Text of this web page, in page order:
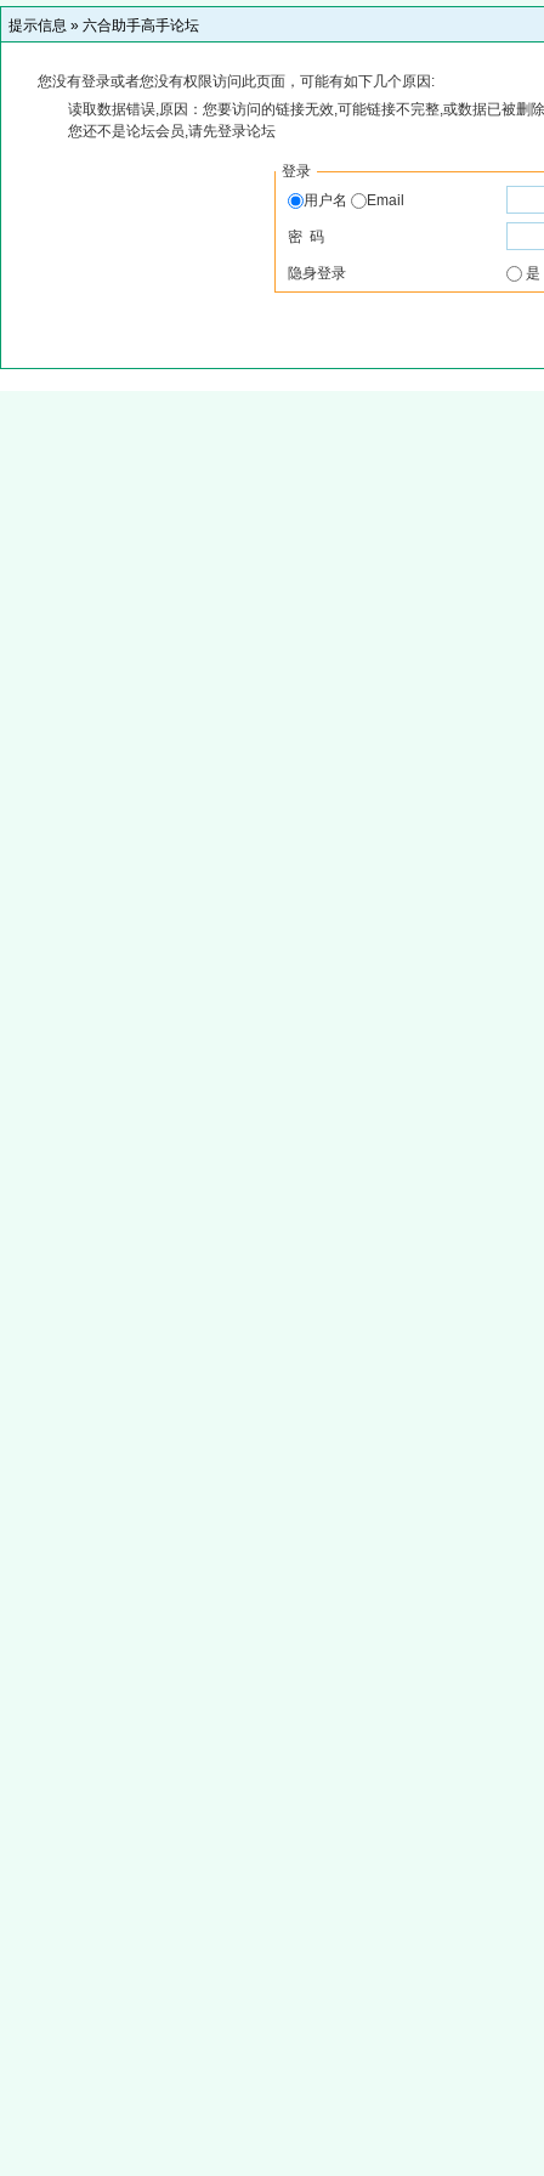
提示信息 » 六合助手高手论坛
您没有登录或者您没有权限访问此页面，可能有如下几个原因:
读取数据错误,原因：您要访问的链接无效,可能链接不完整,或数据已被删
您还不是论坛会员,请先登录论坛
登录
用户名
Email
密 码
隐身登录